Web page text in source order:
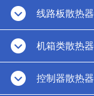
线路板散热器
机箱类散热器
控制器散热器